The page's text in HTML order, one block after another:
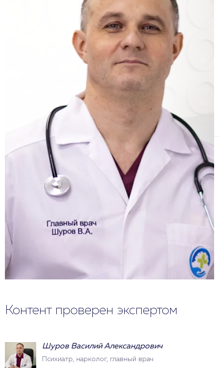
Контент проверен экспертом
Шуров Василий Александрович
Психиатр, нарколог, главный врач